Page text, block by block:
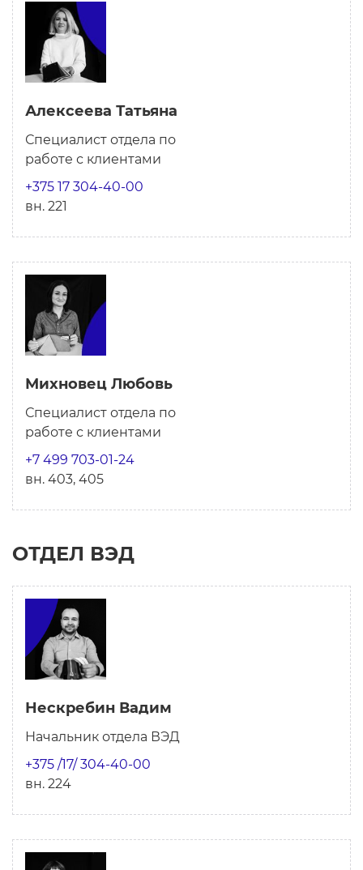
Алексеева Татьяна
Специалист отдела по
работе с клиентами
+375 17 304-40-00
вн. 221
Михновец Любовь
Специалист отдела по
работе с клиентами
+7 499 703-01-24
вн. 403, 405
ОТДЕЛ ВЭД
Нескребин Вадим
Начальник отдела ВЭД
+375 /17/ 304-40-00
вн. 224